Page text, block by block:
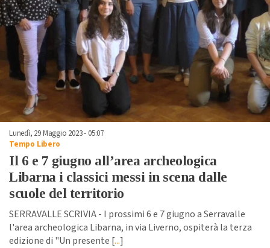
Lunedì, 29 Maggio 2023 - 05:07
Tempo Libero
Il 6 e 7 giugno all’area archeologica
Libarna i classici messi in scena dalle
scuole del territorio
SERRAVALLE SCRIVIA - I prossimi 6 e 7 giugno a Serravalle
l'area archeologica Libarna, in via Liverno, ospiterà la terza
edizione di "Un presente [...]